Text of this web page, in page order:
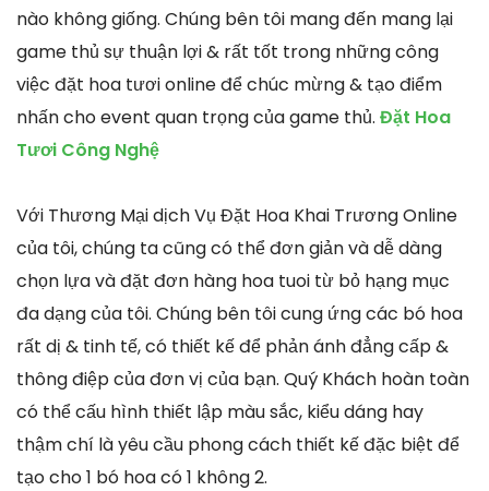
nào không giống. Chúng bên tôi mang đến mang lại
game thủ sự thuận lợi & rất tốt trong những công
việc đặt hoa tươi online để chúc mừng & tạo điểm
nhấn cho event quan trọng của game thủ. Đặt Hoa
Tươi Công Nghệ
Với Thương Mại dịch Vụ Đặt Hoa Khai Trương Online
của tôi, chúng ta cũng có thể đơn giản và dễ dàng
chọn lựa và đặt đơn hàng hoa tuoi từ bỏ hạng mục
đa dạng của tôi. Chúng bên tôi cung ứng các bó hoa
rất dị & tinh tế, có thiết kế để phản ánh đẳng cấp &
thông điệp của đơn vị của bạn. Quý Khách hoàn toàn
có thể cấu hình thiết lập màu sắc, kiểu dáng hay
thậm chí là yêu cầu phong cách thiết kế đặc biệt để
tạo cho 1 bó hoa có 1 không 2.